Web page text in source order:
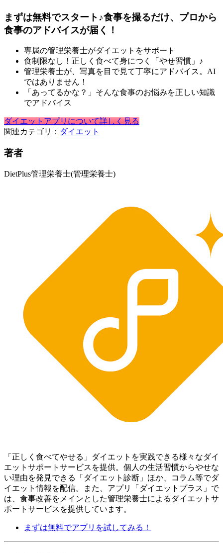
まずは無料でスタート♪食事を撮るだけ、プロから
食事のアドバイスが届く！
専属の管理栄養士がダイエットをサポート
食制限なし！正しく食べて身につく「やせ習慣」♪
管理栄養士が、写真を目で見て丁寧にアドバイス。AI
ではありません！
「あってるかな？」そんな食事のお悩みを正しい知識
でアドバイス
ダイエットアプリについて詳しく見る
関連カテゴリ： ダイエット
著者
DietPlus管理栄養士(管理栄養士)
「正しく食べてやせる」ダイエットを実践できる様々なダイ
エットサポートサービスを提供。個人の生活習慣からやせな
い理由を発見できる「ダイエット診断」ほか、コラム等でダ
イエット情報を配信。 また、アプリ「ダイエットプラス」で
は、食事改善をメインとした管理栄養士によるダイエットサ
ポートサービスを提供しています。
まずは無料でアプリを試してみる！